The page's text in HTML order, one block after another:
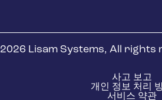
2026 Lisam Systems, All rights
사고 보고
개인 정보 처리
서비스 약관